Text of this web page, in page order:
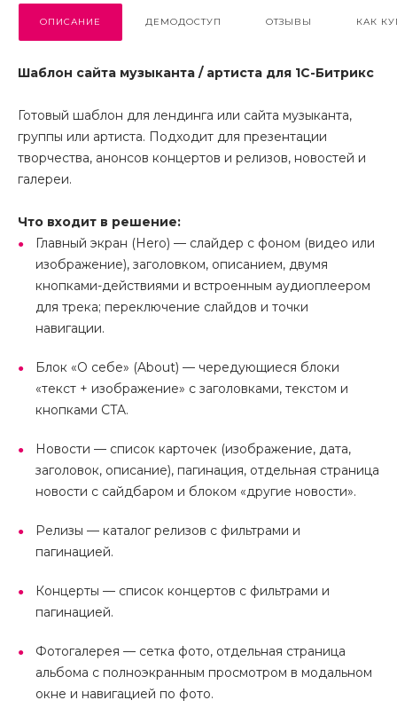
ОПИСАНИЕ ДЕМОДОСТУП ОТЗЫВЫ КАК
Шаблон сайта музыканта / артиста для 1С-Битрикс
Готовый шаблон для лендинга или сайта музыканта,
группы или артиста. Подходит для презентации
творчества, анонсов концертов и релизов, новостей и
галереи.
Что входит в решение:
Главный экран (Hero) — слайдер с фоном (видео или
изображение), заголовком, описанием, двумя
кнопками-действиями и встроенным аудиоплеером
для трека; переключение слайдов и точки
навигации.
Блок «О себе» (About) — чередующиеся блоки
«текст + изображение» с заголовками, текстом и
кнопками CTA.
Новости — список карточек (изображение, дата,
заголовок, описание), пагинация, отдельная страница
новости с сайдбаром и блоком «другие новости».
Релизы — каталог релизов с фильтрами и
пагинацией.
Концерты — список концертов с фильтрами и
пагинацией.
Фотогалерея — сетка фото, отдельная страница
альбома с полноэкранным просмотром в модальном
окне и навигацией по фото.